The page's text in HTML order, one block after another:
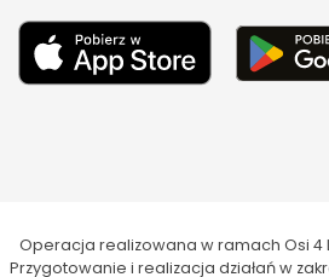
Operacja realizowana w ramach Osi 4
Przygotowanie i realizacja działań w